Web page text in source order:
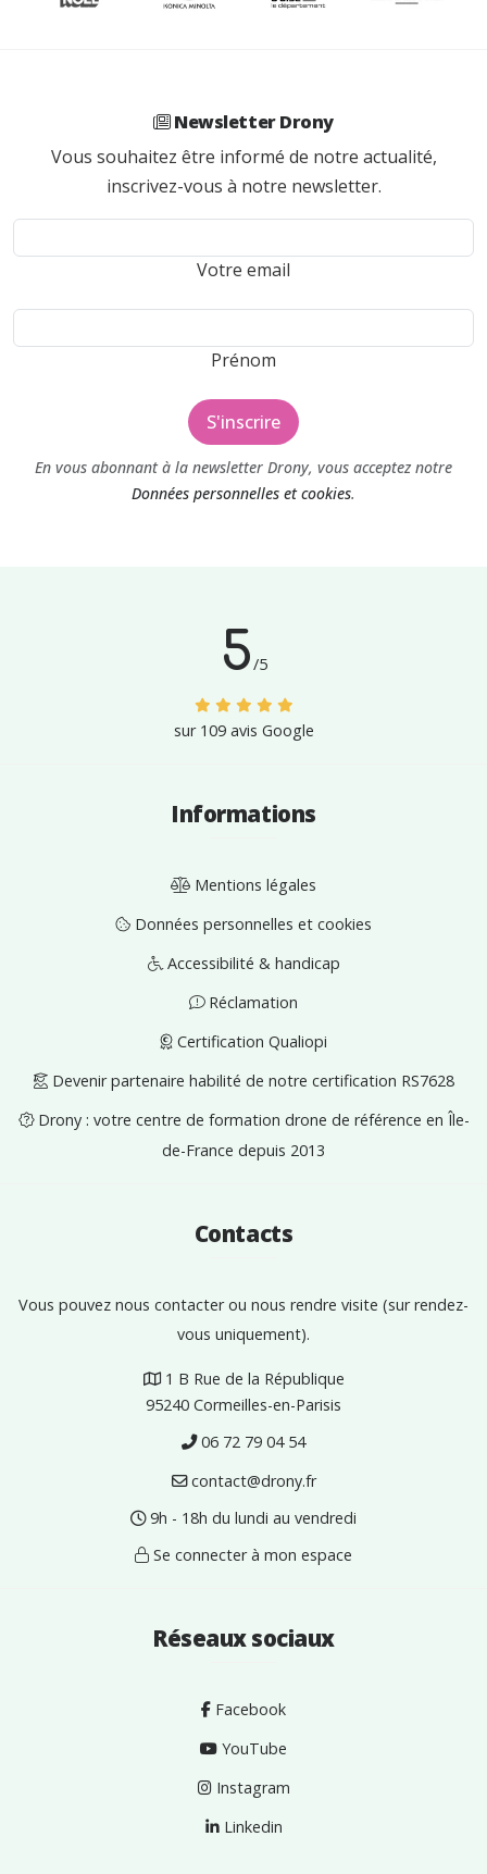
Newsletter Drony
Vous souhaitez être informé de notre actualité,
inscrivez-vous à notre newsletter.
Votre email
Prénom
S'inscrire
En vous abonnant à la newsletter Drony, vous acceptez notre
Données personnelles et cookies.
5/5
sur 109avis Google
Informations
Mentions légales
Données personnelles et cookies
Accessibilité & handicap
Réclamation
Certification Qualiopi
Devenir partenaire habilité de notre certification RS7628
Drony : votre centre de formation drone de référence en Île-
de-France depuis 2013
Contacts
Vous pouvez nous contacter ou nous rendre visite (sur rendez-
vous uniquement).
1 B Rue de la République
95240 Cormeilles-en-Parisis
06 72 79 04 54
contact@drony.fr
9h - 18h du lundi au vendredi
Se connecter à mon espace
Réseaux sociaux
Facebook
YouTube
Instagram
Linkedin